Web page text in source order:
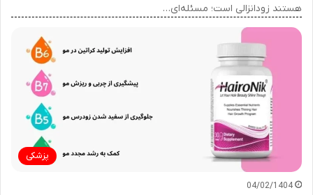
هستند زودانزالی است؛ مسئله‌ای…
پزشکی
04/02/1404